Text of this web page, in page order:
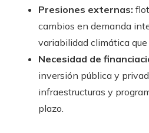
Presiones externas:
cambios en demanda
variabilidad climática que
Necesidad de
inversión pública y
infraestructuras y
plazo.